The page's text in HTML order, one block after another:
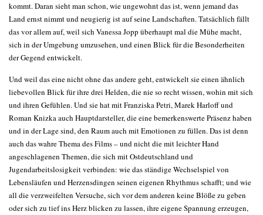
kommt. Daran sieht man schon, wie ungewohnt das ist, wenn jemand das
Land ernst nimmt und neugierig ist auf seine Landschaften. Tatsächlich fällt
das vor allem auf, weil sich Vanessa Jopp überhaupt mal die Mühe macht,
sich in der Umgebung umzusehen, und einen Blick für die Besonderheiten
der Gegend entwickelt.
Und weil das eine nicht ohne das andere geht, entwickelt sie einen ähnlich
liebevollen Blick für ihre drei Helden, die nie so recht wissen, wohin mit sich
und ihren Gefühlen. Und sie hat mit Franziska Petri, Marek Harloff und
Roman Knizka auch Hauptdarsteller, die eine bemerkenswerte Präsenz haben
und in der Lage sind, den Raum auch mit Emotionen zu füllen. Das ist denn
auch das wahre Thema des Films – und nicht die mit leichter Hand
angeschlagenen Themen, die sich mit Ostdeutschland und
Jugendarbeitslosigkeit verbinden: wie das ständige Wechselspiel von
Lebensläufen und Herzensdingen seinen eigenen Rhythmus schafft; und wie
all die verzweifelten Versuche, sich vor dem anderen keine Blöße zu geben
oder sich zu tief ins Herz blicken zu lassen, ihre eigene Spannung erzeugen,